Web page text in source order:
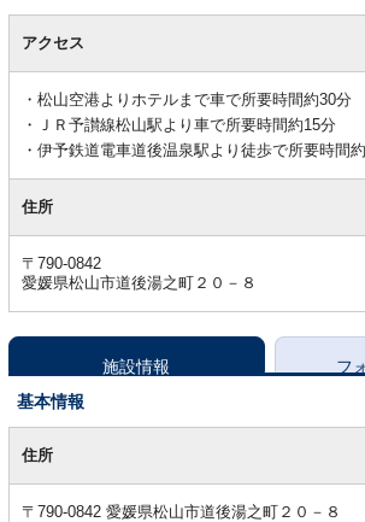
アクセス
松山空港よりホテルまで車で所要時間約30分
ＪＲ予讃線松山駅より車で所要時間約15分
伊予鉄道電車道後温泉駅より徒歩で所要時間
住所
〒790-0842
愛媛県松山市道後湯之町２０－８
施設情報
フ
基本情報
本住所
〒790-0842 愛媛県松山市道後湯之町２０－８